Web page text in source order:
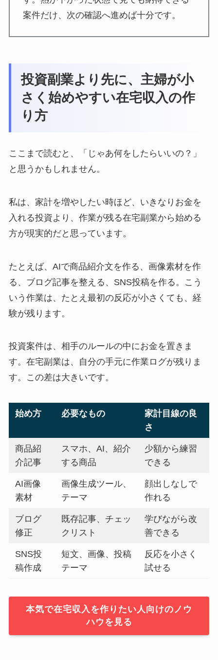
案件だけ、次の確認へ進めば十分です。
投資副業より先に、主婦が小
さく始めやすい在宅収入の作
り方
ここまで読むと、「じゃあ何をしたらいいの？」
と思うかもしれません。
私は、家計を増やしたい時ほど、いきなりお金を
入れる投資より、作業が残る在宅副業から始める
方が現実的だと思っています。
たとえば、AIで商品紹介文を作る、画像素材を作
る、ブログ記事を整える、SNS投稿を作る。こう
いう作業は、たとえ最初の反応が小さくても、経
験が残ります。
投資案件は、相手のルールの中にお金を置きま
す。在宅副業は、自分の手元に作業ログが残りま
す。この差は大きいです。
始め方 必要なもの
家計目線の良
さ
商品紹
介記事
スマホ、AI、紹介
する商品
少額から練習
できる
AI画像
素材
画像生成ツール、
テーマ
顔出しなしで
作れる
ブログ
修正
既存記事、チェッ
クリスト
学びながら改
善できる
SNS投
稿作成
短文、画像、投稿
テーマ
反応を小さく
試せる
本気で在宅収入を作りたい人向けのノウ
ハウを見る